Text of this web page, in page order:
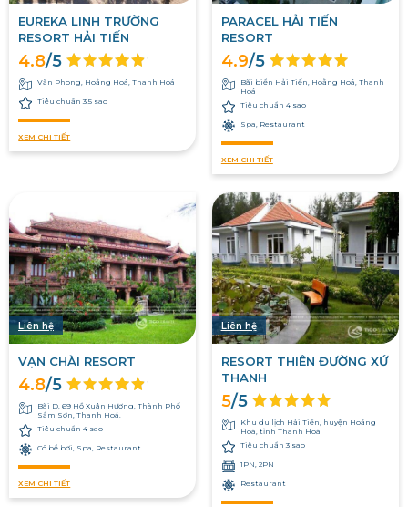
EUREKA LINH TRƯỜNG
RESORT HẢI TIẾN
4.8/5
Văn Phong, Hoằng Hoá, Thanh Hoá
Tiêu chuẩn 3.5 sao
XEM CHI TIẾT
PARACEL HẢI TIẾN
RESORT
4.9/5
Bãi biển Hải Tiến, Hoằng Hoá, Thanh
Hoá
Tiêu chuẩn 4 sao
Spa, Restaurant
XEM CHI TIẾT
Liên hệ
VẠN CHÀI RESORT
4.8/5
Bãi D, 69 Hồ Xuân Hương, Thành Phố
Sầm Sơn, Thanh Hoá.
Tiêu chuẩn 4 sao
Có bể bơi, Spa, Restaurant
XEM CHI TIẾT
Liên hệ
RESORT THIÊN ĐƯỜNG XỨ
THANH
5/5
Khu du lịch Hải Tiến, huyện Hoằng
Hoá, tỉnh Thanh Hoá
Tiêu chuẩn 3 sao
1PN, 2PN
Restaurant